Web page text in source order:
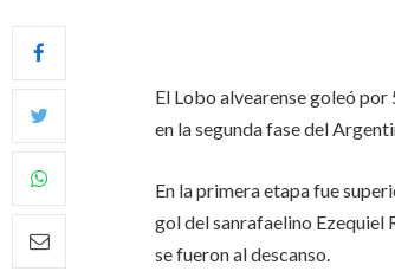
El Lobo alvearense goleó
en la segunda fase del
En la primera etapa fue
gol del sanrafaelino Ezequiel
se fueron al descanso.